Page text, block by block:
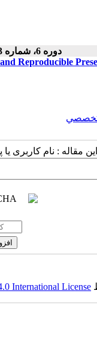
دوره 6، شماره 3 - ( 1396 )
Reproducible
مقاله : نام کاربری
International License